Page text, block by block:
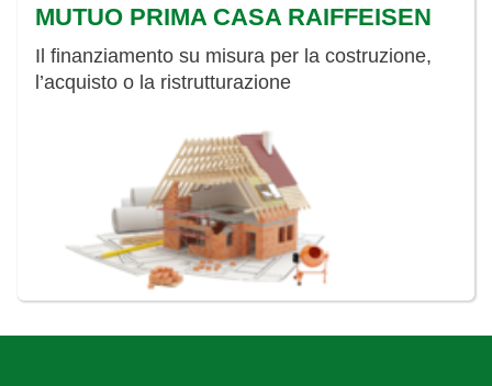
MUTUO PRIMA CASA RAIFFEISEN
Il finanziamento su misura per la costruzione,
l’acquisto o la ristrutturazione